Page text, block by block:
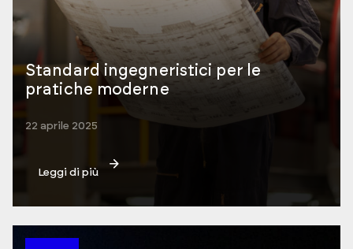
Standard ingegneristici per le
pratiche moderne
22 aprile 2025
Leggi di più